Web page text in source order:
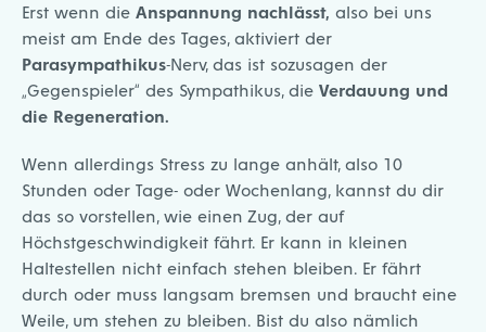
Erst wenn die Anspannung nachlässt, also bei uns
meist am Ende des Tages, aktiviert der
Parasympathikus-Nerv, das ist sozusagen der
„Gegenspieler“ des Sympathikus, die Verdauung und
die Regeneration.
Wenn allerdings Stress zu lange anhält, also 10
Stunden oder Tage- oder Wochenlang, kannst du dir
das so vorstellen, wie einen Zug, der auf
Höchstgeschwindigkeit fährt. Er kann in kleinen
Haltestellen nicht einfach stehen bleiben. Er fährt
durch oder muss langsam bremsen und braucht eine
Weile, um stehen zu bleiben. Bist du also nämlich